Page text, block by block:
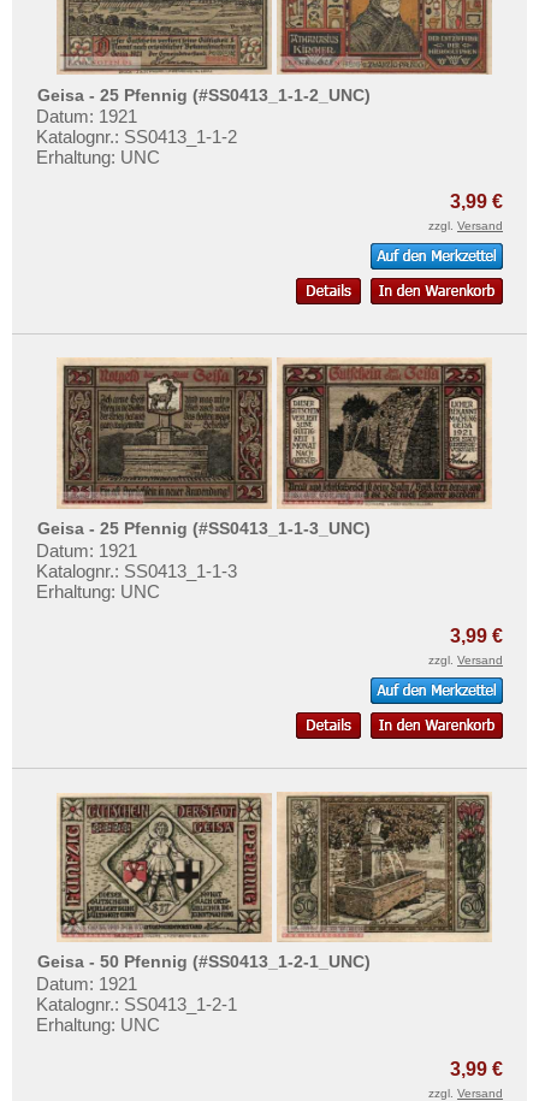
Giengen
Gießen
Gifhorn
Gladbeck
Glückstadt
Gnarrenburg
Gnoien
Goch
Godesberg
Goldberg (MS/MV)
Gollnow
Göttingen
Graal
Grabow
Gräfenhainichen
Gräfenroda
Gräfenthal
Gransee
Testbanknoten
Banknotenbriefe
Kataloge
Aufbewahrung
Gutscheine
Ankauf
Erhaltungsgrade
Gratisbanknoten
FAQ
Mehr über...
Zahlungsbedingungen
Impressum
Geisa - 25 Pfennig (#SS0413_1-1-2_UNC)
Datum: 1921
Katalognr.: SS0413_1-1-2
Erhaltung: UNC
3,99 €
zzgl. Versand
Geisa - 25 Pfennig (#SS0413_1-1-3_UNC)
Datum: 1921
Katalognr.: SS0413_1-1-3
Erhaltung: UNC
3,99 €
zzgl. Versand
Geisa - 50 Pfennig (#SS0413_1-2-1_UNC)
Datum: 1921
Katalognr.: SS0413_1-2-1
Erhaltung: UNC
3,99 €
zzgl. Versand